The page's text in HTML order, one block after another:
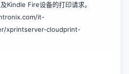
Kindle Fire设备的打印请求。
it-
xprintserver-cloudprint-